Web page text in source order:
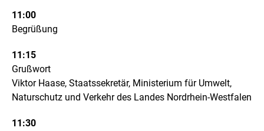
t
e
l
u
n
g
11:00
Begrüßung
11:15
Grußwort
Viktor Haase, Staatssekretär, Ministerium für Umwelt,
Naturschutz und Verkehr des Landes Nordrhein-Westfalen
11:30